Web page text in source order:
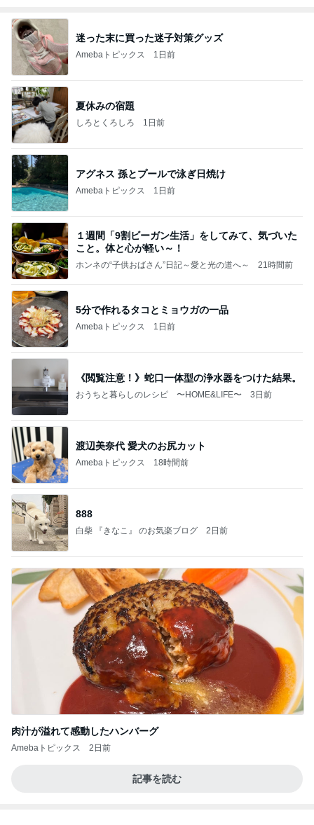
迷った末に買った迷子対策グッズ
Amebaトピックス 1日前
夏休みの宿題
しろとくろしろ 1日前
アグネス 孫とプールで泳ぎ日焼け
Amebaトピックス 1日前
１週間「9割ビーガン生活」をしてみて、気づいた
こと。体と心が軽い～！
ホンネの“子供おばさん”日記～愛と光の道へ～ 21時間前
5分で作れるタコとミョウガの一品
Amebaトピックス 1日前
《閲覧注意！》蛇口一体型の浄水器をつけた結果。
おうちと暮らしのレシピ 〜HOME&LIFE〜 3日前
渡辺美奈代 愛犬のお尻カット
Amebaトピックス 18時間前
888
白柴 『きなこ』 のお気楽ブログ 2日前
肉汁が溢れて感動したハンバーグ
Amebaトピックス 2日前
記事を読む